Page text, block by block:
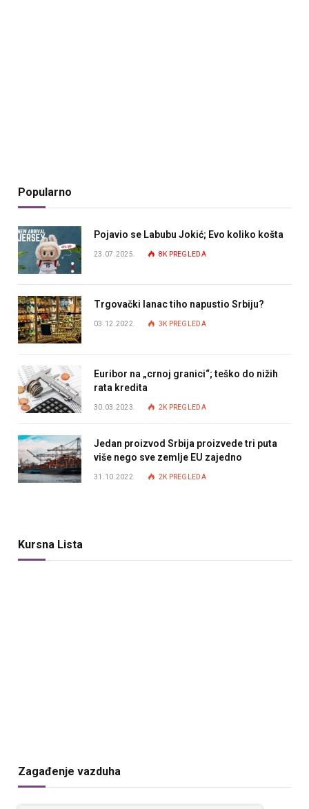
Popularno
Pojavio se Labubu Jokić; Evo koliko košta
23.07.2025. 8K PREGLEDA
Trgovački lanac tiho napustio Srbiju?
03.12.2022. 3K PREGLEDA
Euribor na „crnoj granici“; teško do nižih
rata kredita
30.03.2023. 2K PREGLEDA
Jedan proizvod Srbija proizvede tri puta
više nego sve zemlje EU zajedno
31.10.2022. 2K PREGLEDA
Kursna Lista
Zagađenje vazduha